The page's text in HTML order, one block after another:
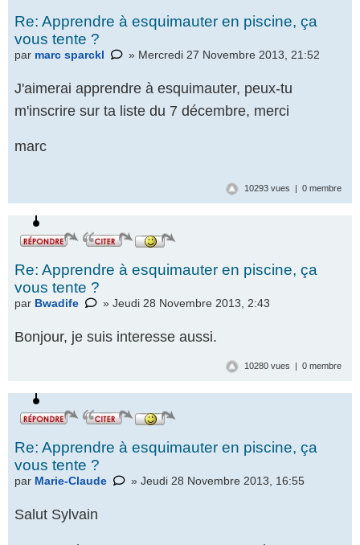
Re: Apprendre à esquimauter en piscine, ça
vous tente ?
par marc sparckl » Mercredi 27 Novembre 2013, 21:52
J'aimerai apprendre à esquimauter, peux-tu
m'inscrire sur ta liste du 7 décembre, merci
marc
10293 vues | 0 membre
Re: Apprendre à esquimauter en piscine, ça
vous tente ?
par Bwadife » Jeudi 28 Novembre 2013, 2:43
Bonjour, je suis interesse aussi.
10280 vues | 0 membre
Re: Apprendre à esquimauter en piscine, ça
vous tente ?
par Marie-Claude » Jeudi 28 Novembre 2013, 16:55
Salut Sylvain
Répondre
par un
icône